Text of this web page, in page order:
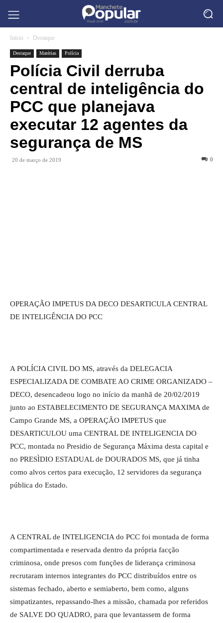
Início Destaque
Destaque Matérias Polícia
Polícia Civil derruba
central de inteligência do
PCC que planejava
executar 12 agentes da
segurança de MS
20 de março de 2019 0
OPERAÇÃO IMPETUS DA DECO DESARTICULA CENTRAL
DE INTELIGÊNCIA DO PCC
A POLÍCIA CIVIL DO MS, através da DELEGACIA
ESPECIALIZADA DE COMBATE AO CRIME ORGANIZADO –
DECO, desencadeou logo no início da manhã de 20/02/2019
junto ao ESTABELECIMENTO DE SEGURANÇA MAXIMA de
Campo Grande MS, a OPERAÇÃO IMPETUS que
DESARTICULOU uma CENTRAL DE INTELIGENCIA DO
PCC, montada no Presidio de Segurança Máxima desta capital e
no PRESÌDIO ESTADUAL de DOURADOS MS, que já tinha
como alvos certos para execução, 12 servidores da segurança
pública do Estado.
A CENTRAL de INTELIGENCIA do PCC foi montada de forma
compartimentada e reservada dentro da própria facção
criminosa, onde presos com funções de liderança criminosa
recrutaram internos integrantes do PCC distribuídos entre os
sistemas fechado, aberto e semiaberto, bem como, alguns
simpatizantes, repassando-lhes a missão, chamada por referidos
de SALVE DO QUADRO, para que levantassem de forma